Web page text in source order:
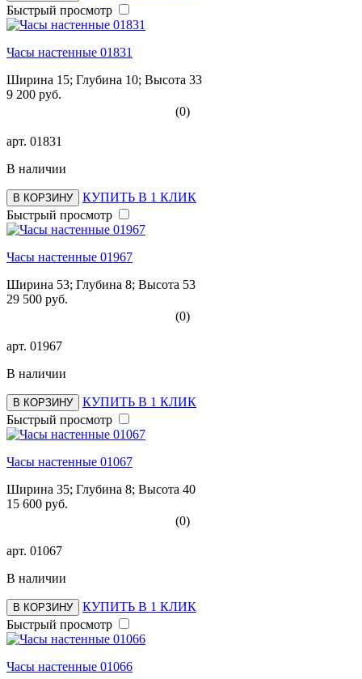
Быстрый просмотр
Часы настенные 01831
Ширина 15; Глубина 10; Высота 33
9 200 руб.
(0)
арт. 01831
В наличии
В КОРЗИНУ
КУПИТЬ В 1 КЛИК
Быстрый просмотр
Часы настенные 01967
Ширина 53; Глубина 8; Высота 53
29 500 руб.
(0)
арт. 01967
В наличии
В КОРЗИНУ
КУПИТЬ В 1 КЛИК
Быстрый просмотр
Часы настенные 01067
Ширина 35; Глубина 8; Высота 40
15 600 руб.
(0)
арт. 01067
В наличии
В КОРЗИНУ
КУПИТЬ В 1 КЛИК
Быстрый просмотр
Часы настенные 01066